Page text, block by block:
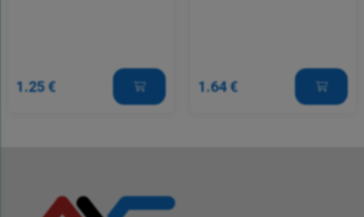
1.25 € 1.64 €